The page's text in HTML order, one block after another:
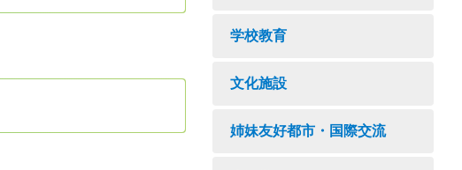
学校教育
文化施設
姉妹友好都市・国際交流